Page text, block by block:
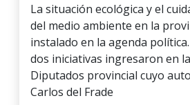
La situación ecológica y el
del medio ambiente en la
instalado en la agenda
dos iniciativas ingresaron en
Diputados provincial cuyo
Carlos del Frade